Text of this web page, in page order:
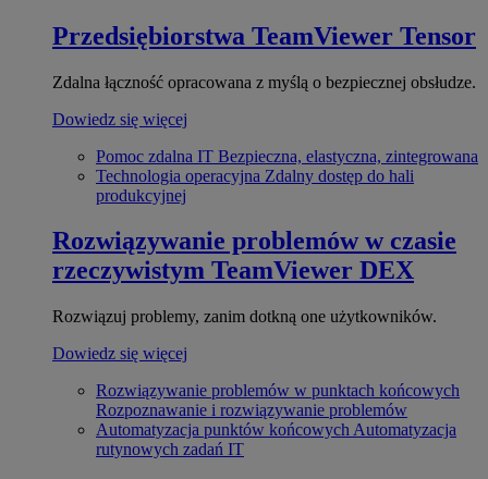
Przedsiębiorstwa TeamViewer Tensor
Zdalna łączność opracowana z myślą o bezpiecznej obsłudze.
Dowiedz się więcej
Pomoc zdalna IT Bezpieczna, elastyczna, zintegrowana
Technologia operacyjna Zdalny dostęp do hali
produkcyjnej
Rozwiązywanie problemów w czasie
rzeczywistym TeamViewer DEX
Rozwiązuj problemy, zanim dotkną one użytkowników.
Dowiedz się więcej
Rozwiązywanie problemów w punktach końcowych
Rozpoznawanie i rozwiązywanie problemów
Automatyzacja punktów końcowych Automatyzacja
rutynowych zadań IT